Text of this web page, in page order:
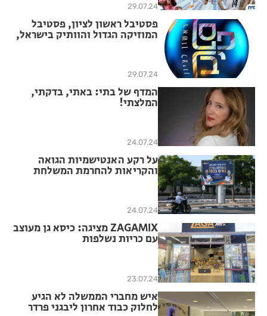
29.07.24
פסטיבל ראשון לציון, פסטיבל
המוזיקה הגדול והוותיק בישראל,
29.07.24
המדף של בתי: באתי, בדקתי,
המלצתי!
24.07.24
על רקע האנטישמיות הגואה
והקריאות להחרמת המשלחת
24.07.24
ZAGAMIX מציגה: כיסא גן מעוצב
עם כריות נשלפות
23.07.24
איש מחברי הממשלה לא הגיע
לחלוק כבוד אחרון ליבגני פרדר